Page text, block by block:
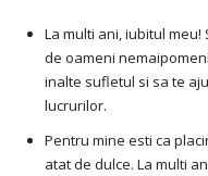
La multi ani, iubitul
de oameni
inalte sufletul si sa te
lucrurilor.
Pentru mine esti ca
atat de dulce. La multi